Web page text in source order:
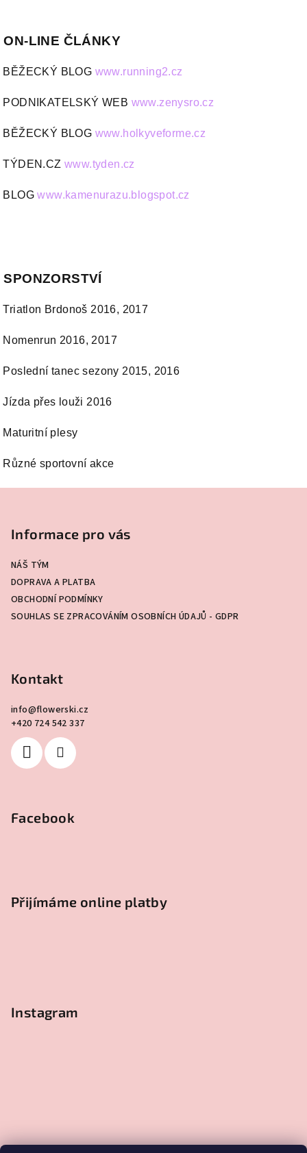
ON-LINE ČLÁNKY
BĚŽECKÝ BLOG www.running2.cz
PODNIKATELSKÝ WEB www.zenysro.cz
BĚŽECKÝ BLOG www.holkyveforme.cz
TÝDEN.CZwww.tyden.cz
BLOGwww.kamenurazu.blogspot.cz
SPONZORSTVÍ
Triatlon Brdonoš 2016, 2017
Nomenrun 2016, 2017
Poslední tanec sezony 2015, 2016
Jízda přes louži 2016
Maturitní plesy
Různé sportovní akce
Informace pro vás
NÁŠ TÝM
DOPRAVA A PLATBA
OBCHODNÍ PODMÍNKY
SOUHLAS SE ZPRACOVÁNÍM OSOBNÍCH ÚDAJŮ - GDPR
Kontakt
info@flowerski.cz
+420 724 542 337
Facebook
Přijímáme online platby
Instagram